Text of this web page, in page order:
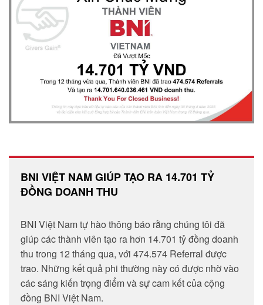
BNI VIỆT NAM GIÚP TẠO RA 14.701 TỶ
ĐỒNG DOANH THU
BNI Việt Nam tự hào thông báo rằng chúng tôi đã
giúp các thành viên tạo ra hơn 14.701 tỷ đồng doanh
thu trong 12 tháng qua, với 474.574 Referral được
trao. Những kết quả phi thường này có được nhờ vào
các sáng kiến trọng điểm và sự cam kết của cộng
đồng BNI Việt Nam.